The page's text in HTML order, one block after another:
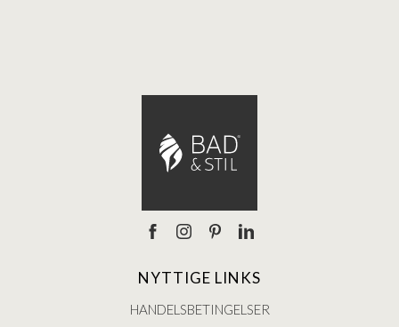
NYTTIGE LINKS
HANDELSBETINGELSER